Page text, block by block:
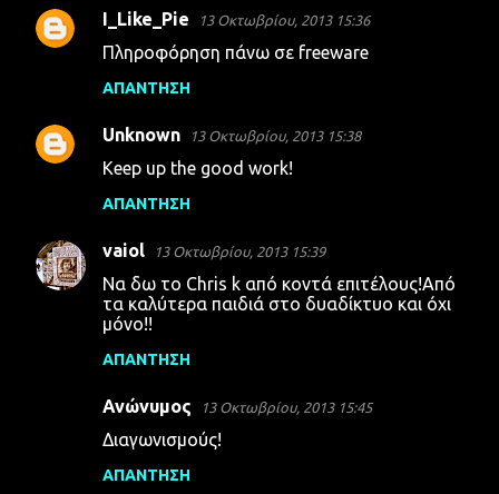
I_Like_Pie 13 Οκτωβρίου, 2013 15:36
Πληροφόρηση πάνω σε freeware
ΑΠΆΝΤΗΣΗ
Unknown 13 Οκτωβρίου, 2013 15:38
Keep up the good work!
ΑΠΆΝΤΗΣΗ
vaiol 13 Οκτωβρίου, 2013 15:39
Να δω το Chris k από κοντά επιτέλους!Από
τα καλύτερα παιδιά στο δυαδίκτυο και όχι
μόνο!!
ΑΠΆΝΤΗΣΗ
Ανώνυμος 13 Οκτωβρίου, 2013 15:45
Διαγωνισμούς!
ΑΠΆΝΤΗΣΗ